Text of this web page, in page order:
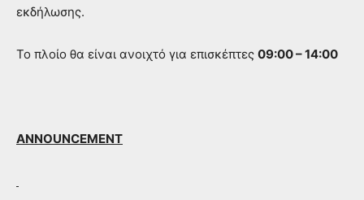
εκδήλωσης.
Το πλοίο θα είναι ανοιχτό για επισκέπτες 09:00 – 14:00
ANNOUNCEMENT